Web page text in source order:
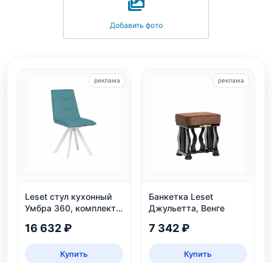
Добавить фото
Leset стул кухонный
Умбра 360, комплект
16 632 ₽
Купить
реклама
Банкетка Leset
Джульетта, Венге
7 342 ₽
Купить
реклама